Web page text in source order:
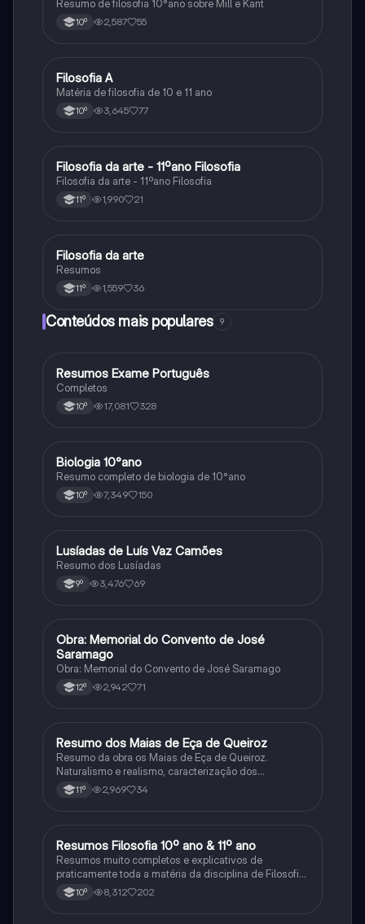
Resumo de filosofia 10°ano sobre Mill e Kant
10º 2,587 55
Filosofia
Filosofia A
Matéria de filosofia de 10 e 11 ano
10º 3,645 77
Filosofia
Filosofia da arte - 11ºano Filosofia
Filosofia da arte - 11ºano Filosofia
11º 1,990 21
Filosofia
Filosofia da arte
Resumos
11º 1,559 36
Conteúdos mais populares 9
Português
Resumos Exame Português
Completos
10º 17,081 328
Biologia
Biologia 10°ano
Resumo completo de biologia de 10°ano
10º 7,349 150
Português
Lusíadas de Luís Vaz Camões
Resumo dos Lusíadas
9º 3,476 69
Português
Obra: Memorial do Convento de José
Saramago
Obra: Memorial do Convento de José Saramago
12º 2,942 71
Português
Resumo dos Maias de Eça de Queiroz
Resumo da obra os Maias de Eça de Queiroz.
Naturalismo e realismo, caracterização dos
personagens e contexto histórico.
11º 2,969 34
Filosofia
Resumos Filosofia 10º ano & 11º ano
Resumos muito completos e explicativos de
praticamente toda a matéria da disciplina de Filosofia
10º 8,312 202